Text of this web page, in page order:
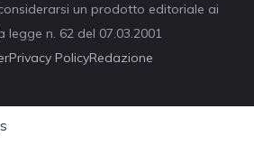
un prodotto editoriale ai
legge n. 62 del 07.03.2001
Privacy PolicyRedazione